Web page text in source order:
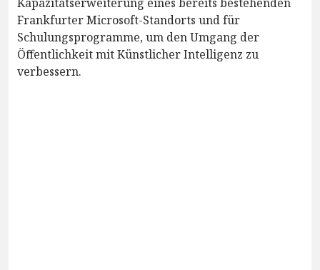
Frankfurter Microsoft-Standorts und für
Schulungsprogramme, um den Umgang der
Öffentlichkeit mit Künstlicher Intelligenz zu
verbessern.